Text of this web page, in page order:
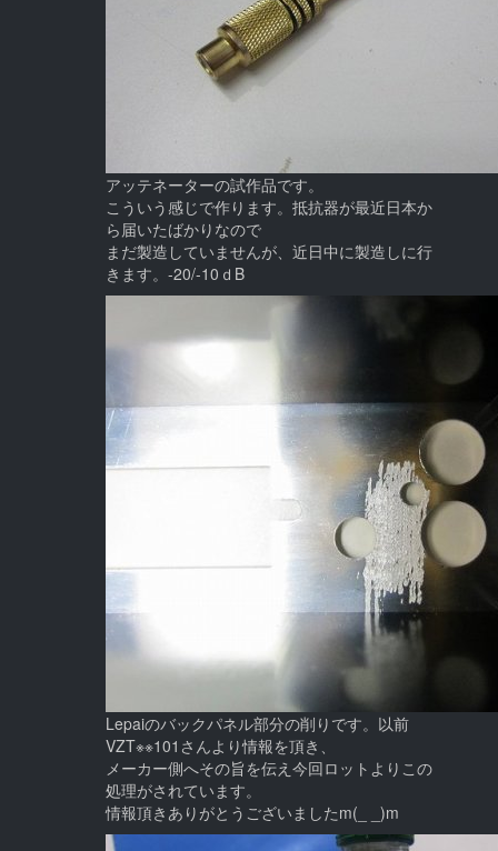
アッテネーターの試作品です。
こういう感じで作ります。抵抗器が最近日本か
ら届いたばかりなので
まだ製造していませんが、近日中に製造しに行
きます。-20/-10ｄB
Lepaiのバックパネル部分の削りです。以前
VZT※※101さんより情報を頂き、
メーカー側へその旨を伝え今回ロットよりこの
処理がされています。
情報頂きありがとうございましたm(_ _)m